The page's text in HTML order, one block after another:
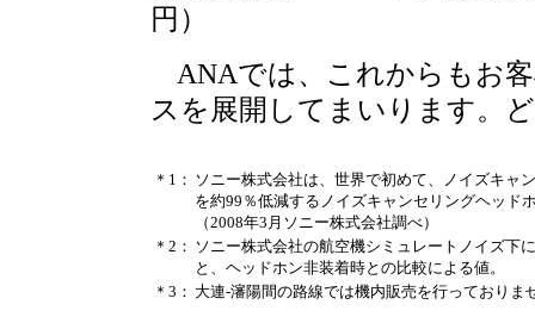
円）
ANAでは、これからもお
スを展開してまいります。
＊1： ソニー株式会社は、世界で初めて、ノイズキャ
を約99％低減するノイズキャンセリングヘッド
（2008年3月ソニー株式会社調べ）
＊2： ソニー株式会社の航空機シミュレートノイズ下
と、ヘッドホン非装着時との比較による値。
＊3： 大連-瀋陽間の路線では機内販売を行っておりま